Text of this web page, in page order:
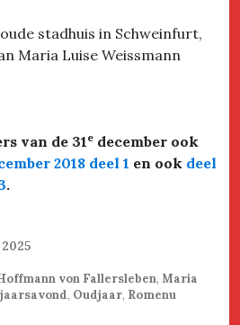
stadhuis in Schweinfurt,
Maria Luise Weissmann
van de 31e december ook
2018 deel 1 en ook deel
.
von Fallersleben, Maria
, Oudjaar, Romenu